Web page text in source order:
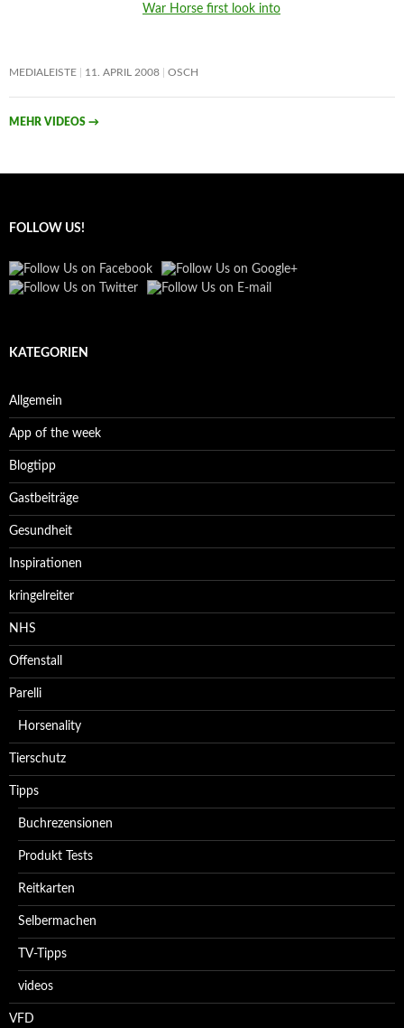
War Horse first look into
MEDIALEISTE 11. APRIL 2008 OSCH
MEHR VIDEOS →
FOLLOW US!
KATEGORIEN
Allgemein
App of the week
Blogtipp
Gastbeiträge
Gesundheit
Inspirationen
kringelreiter
NHS
Offenstall
Parelli
Horsenality
Tierschutz
Tipps
Buchrezensionen
Produkt Tests
Reitkarten
Selbermachen
TV-Tipps
videos
VFD